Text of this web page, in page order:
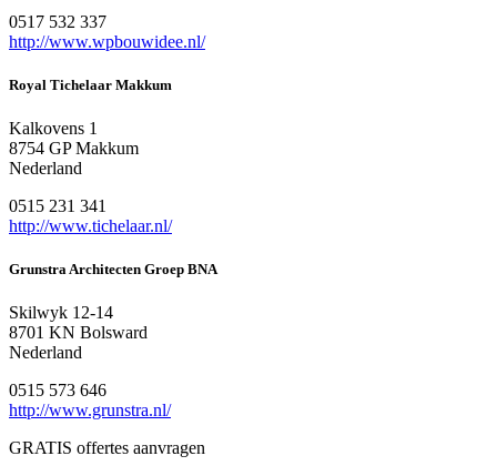
0517 532 337
http://www.wpbouwidee.nl/
Royal Tichelaar Makkum
Kalkovens 1
8754 GP Makkum
Nederland
0515 231 341
http://www.tichelaar.nl/
Grunstra Architecten Groep BNA
Skilwyk 12-14
8701 KN Bolsward
Nederland
0515 573 646
http://www.grunstra.nl/
GRATIS offertes aanvragen